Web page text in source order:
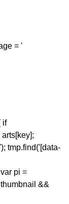
= '
if
tmp.find('[data-
pi =
&&